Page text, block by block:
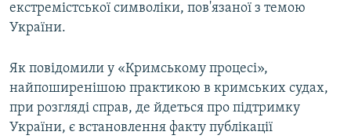
екстремістської символіки, пов'язаної з темою
України.
Як повідомили у «Кримському процесі»,
найпоширенішою практикою в кримських судах,
при розгляді справ, де йдеться про підтримку
України, є встановлення факту публікації